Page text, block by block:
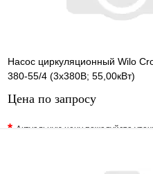
Насос циркуляционный Wilo
380-55/4 (3х380В; 55,00кВт)
Цена по запросу
*Актуальную цену пожалуйста